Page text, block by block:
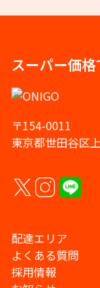
スーパー価格
〒154-0011
東京都世田谷区
配達エリア
よくある質問
採用情報